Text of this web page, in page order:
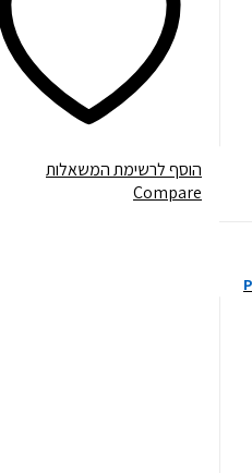
הוסף לרשימת המשאלות
Compare